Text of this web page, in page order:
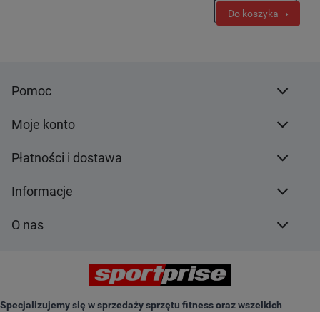
Do koszyka
Pomoc
Moje konto
Płatności i dostawa
Informacje
O nas
Specjalizujemy się w sprzedaży sprzętu fitness oraz wszelkich